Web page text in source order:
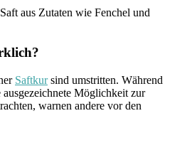
aus Zutaten wie Fenchel und
Saftkursind umstritten. Während
Möglichkeit zur
warnen andere vor den